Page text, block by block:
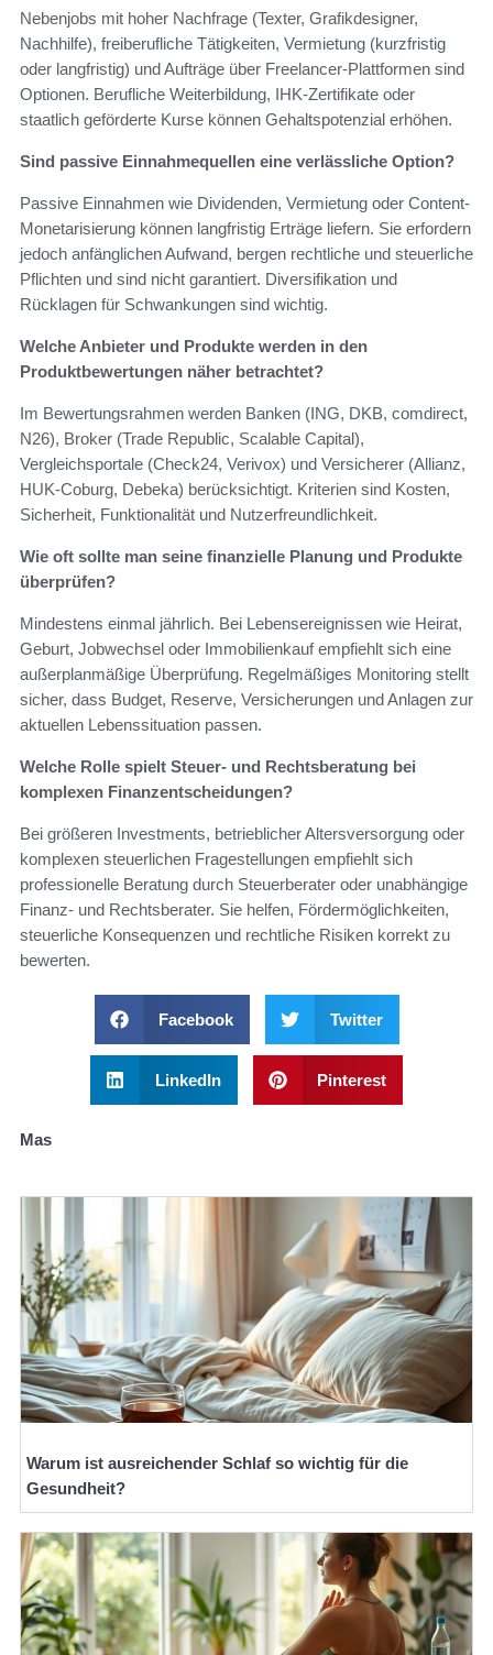
Nebenjobs mit hoher Nachfrage (Texter, Grafikdesigner,
Nachhilfe), freiberufliche Tätigkeiten, Vermietung (kurzfristig
oder langfristig) und Aufträge über Freelancer-Plattformen sind
Optionen. Berufliche Weiterbildung, IHK-Zertifikate oder
staatlich geförderte Kurse können Gehaltspotenzial erhöhen.
Sind passive Einnahmequellen eine verlässliche Option?
Passive Einnahmen wie Dividenden, Vermietung oder Content-
Monetarisierung können langfristig Erträge liefern. Sie erfordern
jedoch anfänglichen Aufwand, bergen rechtliche und steuerliche
Pflichten und sind nicht garantiert. Diversifikation und
Rücklagen für Schwankungen sind wichtig.
Welche Anbieter und Produkte werden in den
Produktbewertungen näher betrachtet?
Im Bewertungsrahmen werden Banken (ING, DKB, comdirect,
N26), Broker (Trade Republic, Scalable Capital),
Vergleichsportale (Check24, Verivox) und Versicherer (Allianz,
HUK-Coburg, Debeka) berücksichtigt. Kriterien sind Kosten,
Sicherheit, Funktionalität und Nutzerfreundlichkeit.
Wie oft sollte man seine finanzielle Planung und Produkte
überprüfen?
Mindestens einmal jährlich. Bei Lebensereignissen wie Heirat,
Geburt, Jobwechsel oder Immobilienkauf empfiehlt sich eine
außerplanmäßige Überprüfung. Regelmäßiges Monitoring stellt
sicher, dass Budget, Reserve, Versicherungen und Anlagen zur
aktuellen Lebenssituation passen.
Welche Rolle spielt Steuer- und Rechtsberatung bei
komplexen Finanzentscheidungen?
Bei größeren Investments, betrieblicher Altersversorgung oder
komplexen steuerlichen Fragestellungen empfiehlt sich
professionelle Beratung durch Steuerberater oder unabhängige
Finanz- und Rechtsberater. Sie helfen, Fördermöglichkeiten,
steuerliche Konsequenzen und rechtliche Risiken korrekt zu
bewerten.
Facebook Twitter
LinkedIn Pinterest
Mas
Warum ist ausreichender Schlaf so wichtig für die
Gesundheit?